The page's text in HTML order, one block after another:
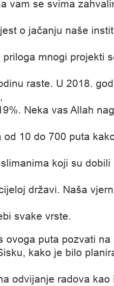
vam se svima
o jačanju naše
mnogi projekti
raste. U 2018.
Neka vas Allah
10 do 700 puta
koji su dobili
državi. Naša
svake vrste.
ovoga puta pozvati
kako je bilo
odvijanje radova kao